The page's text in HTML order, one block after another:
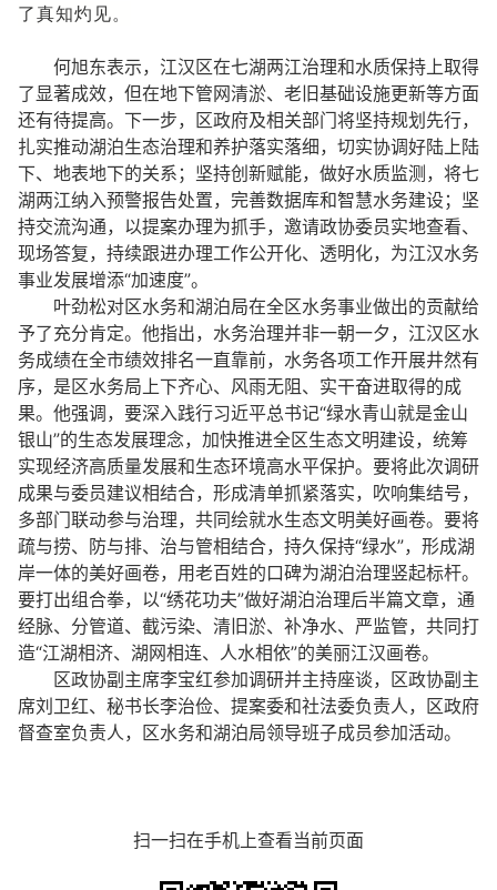
了真知灼见。
何旭东表示，江汉区在七湖两江治理和水质保持上取得
了显著成效，但在地下管网清淤、老旧基础设施更新等方面
还有待提高。下一步，区政府及相关部门将坚持规划先行，
扎实推动湖泊生态治理和养护落实落细，切实协调好陆上陆
下、地表地下的关系；坚持创新赋能，做好水质监测，将七
湖两江纳入预警报告处置，完善数据库和智慧水务建设；坚
持交流沟通，以提案办理为抓手，邀请政协委员实地查看、
现场答复，持续跟进办理工作公开化、透明化，为江汉水务
事业发展增添“加速度”。
叶劲松对区水务和湖泊局在全区水务事业做出的贡献给
予了充分肯定。他指出，水务治理并非一朝一夕，江汉区水
务成绩在全市绩效排名一直靠前，水务各项工作开展井然有
序，是区水务局上下齐心、风雨无阻、实干奋进取得的成
果。他强调，要深入践行习近平总书记“绿水青山就是金山
银山”的生态发展理念，加快推进全区生态文明建设，统筹
实现经济高质量发展和生态环境高水平保护。要将此次调研
成果与委员建议相结合，形成清单抓紧落实，吹响集结号，
多部门联动参与治理，共同绘就水生态文明美好画卷。要将
疏与捞、防与排、治与管相结合，持久保持“绿水”，形成湖
岸一体的美好画卷，用老百姓的口碑为湖泊治理竖起标杆。
要打出组合拳，以“绣花功夫”做好湖泊治理后半篇文章，通
经脉、分管道、截污染、清旧淤、补净水、严监管，共同打
造“江湖相济、湖网相连、人水相依”的美丽江汉画卷。
区政协副主席李宝红参加调研并主持座谈，区政协副主
席刘卫红、秘书长李治俭、提案委和社法委负责人，区政府
督查室负责人，区水务和湖泊局领导班子成员参加活动。
扫一扫在手机上查看当前页面